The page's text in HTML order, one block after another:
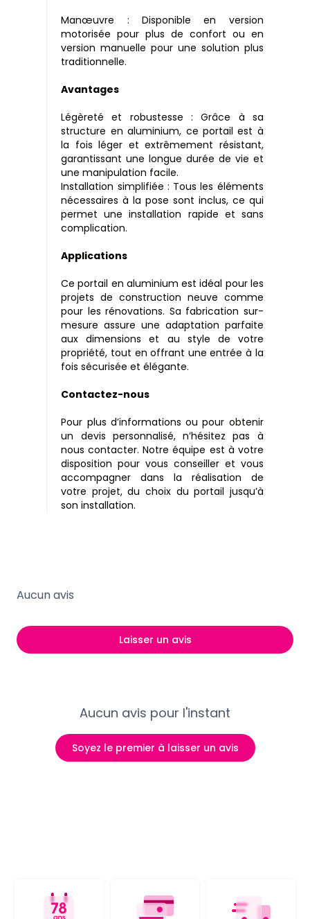
Manœuvre : Disponible en version
motorisée pour plus de confort ou en
version manuelle pour une solution plus
traditionnelle.
Avantages
Légèreté et robustesse : Grâce à sa
structure en aluminium, ce portail est à
la fois léger et extrêmement résistant,
garantissant une longue durée de vie et
une manipulation facile.
Installation simplifiée : Tous les éléments
nécessaires à la pose sont inclus, ce qui
permet une installation rapide et sans
complication.
Applications
Ce portail en aluminium est idéal pour les
projets de construction neuve comme
pour les rénovations. Sa fabrication sur-
mesure assure une adaptation parfaite
aux dimensions et au style de votre
propriété, tout en offrant une entrée à la
fois sécurisée et élégante.
Contactez-nous
Pour plus d’informations ou pour obtenir
un devis personnalisé, n’hésitez pas à
nous contacter. Notre équipe est à votre
disposition pour vous conseiller et vous
accompagner dans la réalisation de
votre projet, du choix du portail jusqu’à
son installation.
Aucun avis pour l'instant
Soyez le premier à laisser un avis
Aucun avis
Laisser un avis